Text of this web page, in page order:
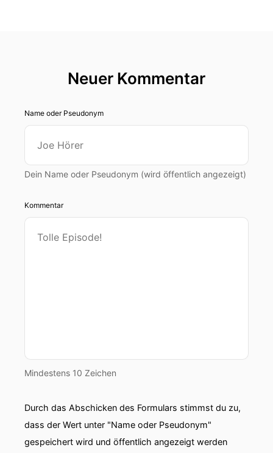
Neuer Kommentar
Name oder Pseudonym
Dein Name oder Pseudonym (wird öffentlich angezeigt)
Kommentar
Mindestens 10 Zeichen
Durch das Abschicken des Formulars stimmst du zu,
dass der Wert unter "Name oder Pseudonym"
gespeichert wird und öffentlich angezeigt werden